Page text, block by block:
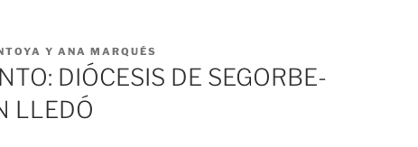
Y ANA MARQUÉS
DIÓCESIS DE SEGORBE-
LLEDÓ